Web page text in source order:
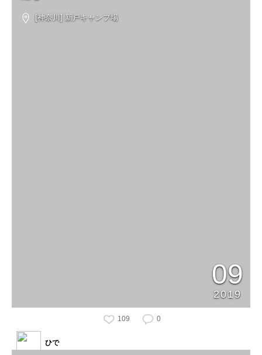
[神奈川] 新戸キャンプ場
09
2019
109 0
ひで